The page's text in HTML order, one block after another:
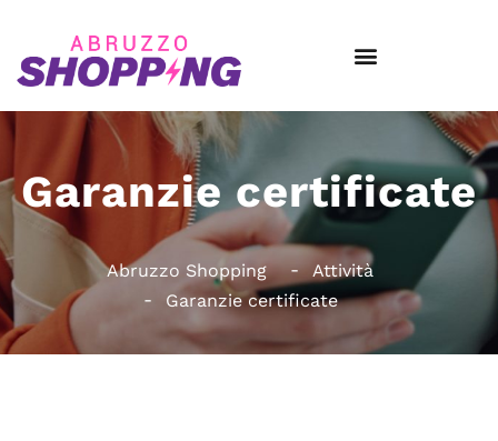
Garanzie certificate
Abruzzo Shopping
Attività
Garanzie certificate